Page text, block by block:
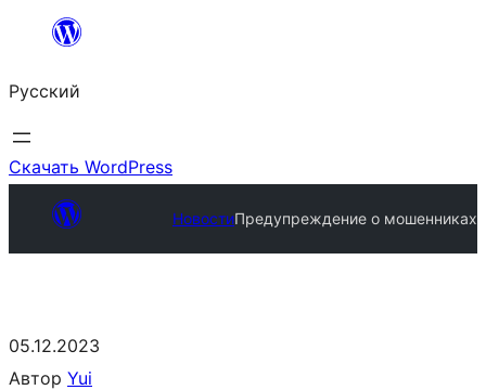
Русский
Скачать WordPress
НовостиПредупреждение о мошенниках
05.12.2023
Автор Yui